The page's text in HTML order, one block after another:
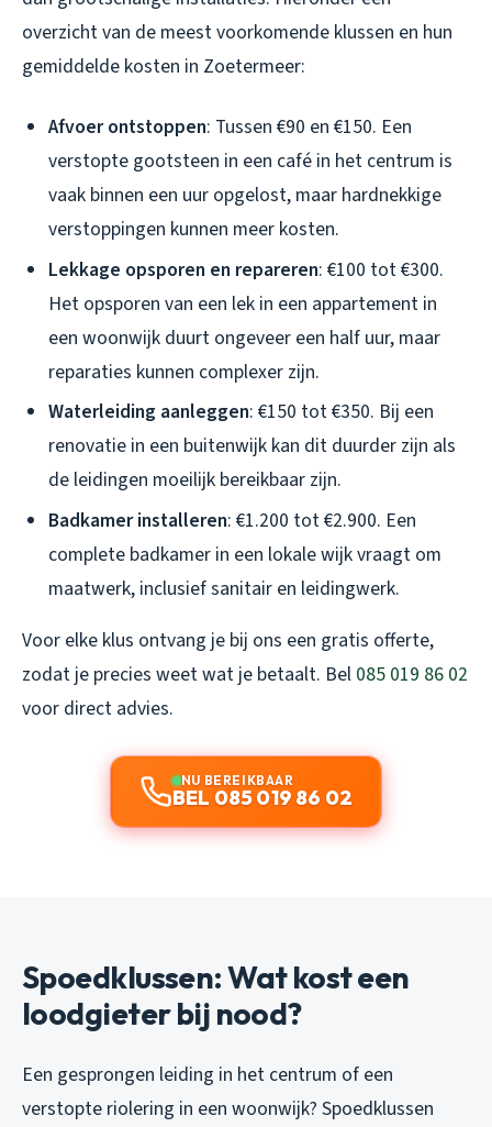
overzicht van de meest voorkomende klussen en hun
gemiddelde kosten in Zoetermeer:
Afvoer ontstoppen: Tussen €90 en €150. Een
verstopte gootsteen in een café in het centrum is
vaak binnen een uur opgelost, maar hardnekkige
verstoppingen kunnen meer kosten.
Lekkage opsporen en repareren: €100 tot €300.
Het opsporen van een lek in een appartement in
een woonwijk duurt ongeveer een half uur, maar
reparaties kunnen complexer zijn.
Waterleiding aanleggen: €150 tot €350. Bij een
renovatie in een buitenwijk kan dit duurder zijn als
de leidingen moeilijk bereikbaar zijn.
Badkamer installeren: €1.200 tot €2.900. Een
complete badkamer in een lokale wijk vraagt om
maatwerk, inclusief sanitair en leidingwerk.
Voor elke klus ontvang je bij ons een gratis offerte,
zodat je precies weet wat je betaalt. Bel 085 019 86 02
voor direct advies.
NU BEREIKBAAR
BEL 085 019 86 02
Spoedklussen: Wat kost een
loodgieter bij nood?
Een gesprongen leiding in het centrum of een
verstopte riolering in een woonwijk? Spoedklussen